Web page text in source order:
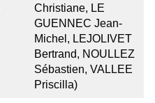
Christiane, LE
GUENNEC Jean-
Michel, LEJOLIVET
Bertrand, NOULLEZ
Sébastien, VALLEE
Priscilla)